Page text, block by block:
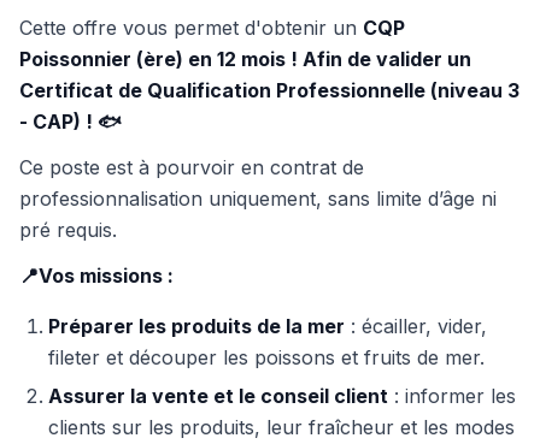
Cette offre vous permet d'obtenir un CQP
Poissonnier (ère) en 12 mois ! Afin de valider un
Certificat de Qualification Professionnelle (niveau 3
- CAP) ! 🐟
Ce poste est à pourvoir en contrat de
professionnalisation uniquement, sans limite d’âge ni
pré requis.
📍Vos missions :
Préparer les produits de la mer : écailler, vider,
fileter et découper les poissons et fruits de mer.
Assurer la vente et le conseil client : informer les
clients sur les produits, leur fraîcheur et les modes